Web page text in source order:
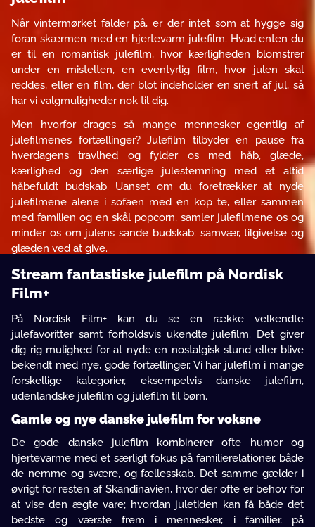
Når vintermørket falder på, er der intet som at hygge sig
foran skærmen med en hjertevarm julefilm. Hvad enten du
er til en romantisk julefilm, hvor kærligheden blomstrer
under en mistelten, en eventyrlig film, hvor julen skal
reddes, eller en film, der blot indeholder en snert af jul, så
har vi valgmuligheder nok til dig.
Men hvorfor drages så mange mennesker egentlig af
julefilmenes fortællinger? Julefilm tilbyder en pause fra
hverdagens travlhed og fylder os med håb, glæde,
kærlighed og den særlige julestemning med et altid
håbefuldt budskab. Uanset om du foretrækker at nyde
julefilmene alene i sofaen med en kop te, eller sammen
med familien og en skål popcorn, samler julefilmene os og
minder os om julens sande budskab: samvær, tilgivelse og
glæden ved at give.
Stream fantastiske julefilm på Nordisk
Film+
På Nordisk Film+ kan du se en række velkendte
julefavoritter samt forholdsvis ukendte julefilm. Det giver
dig rig mulighed for at nyde en nostalgisk stund eller blive
bekendt med nye, gode fortællinger. Vi har julefilm i mange
forskellige kategorier, eksempelvis danske julefilm,
udenlandske julefilm og julefilm til børn.
Gamle og nye danske julefilm for voksne
De gode danske julefilm kombinerer ofte humor og
hjertevarme med et særligt fokus på familierelationer, både
de nemme og svære, og fællesskab. Det samme gælder i
øvrigt for resten af Skandinavien, hvor der ofte er behov for
at vise den ægte vare; hvordan juletiden kan få både det
bedste og værste frem i mennesker, i familier, på